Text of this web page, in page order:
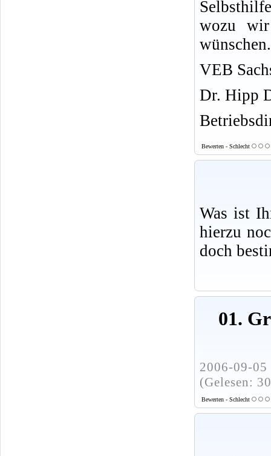
wozu
wünschen.
VEB
Dr. Hipp
Bewerten - Schlecht
Was ist
hierzu
doch
01.
2006-09-
(Gelesen:
Bewerten - Schlecht